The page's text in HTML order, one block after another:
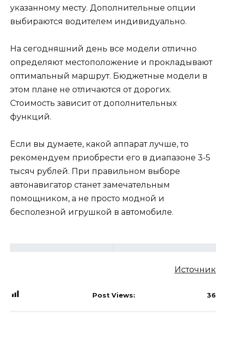
указанному месту. Дополнительные опции
выбираются водителем индивидуально.
На сегодняшний день все модели отлично
определяют местоположение и прокладывают
оптимальный маршрут. Бюджетные модели в
этом плане не отличаются от дорогих.
Стоимость зависит от дополнительных
функций.
Если вы думаете, какой аппарат лучше, то
рекомендуем приобрести его в диапазоне 3-5
тысяч рублей. При правильном выборе
автонавигатор станет замечательным
помощником, а не просто модной и
бесполезной игрушкой в автомобиле.
Источник
Post Views: 36